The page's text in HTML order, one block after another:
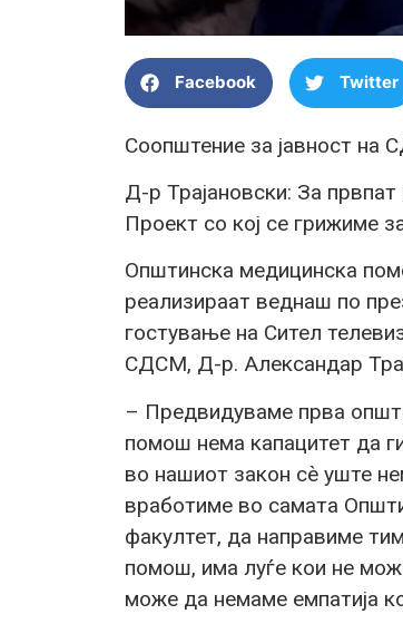
Facebook Twitter
Соопштение за јавност на
Д-р Трајановски: За
Проект со кој се грижиме
Општинска медицинска
реализираат веднаш по
гостување на Сител
СДСМ, Д-р. Александар
– Предвидуваме прва
помош нема капацитет да
во нашиот закон сѐ уште
вработиме во самата
факултет, да направиме
помош, има луѓе кои не
може да немаме емпатија